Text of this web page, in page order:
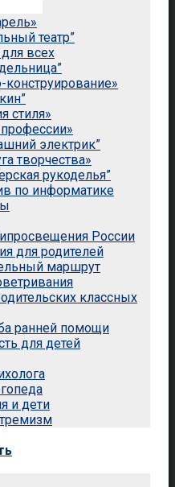
театр”
всех
стиля»
электрик”
творчества»
рукоделья”
по информатике
России
для родителей
маршрут
классных
ранней помощи
для детей
и дети